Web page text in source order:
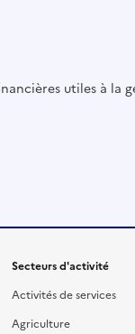
utiles à la
Secteurs d'activité
Activités de services
Agriculture